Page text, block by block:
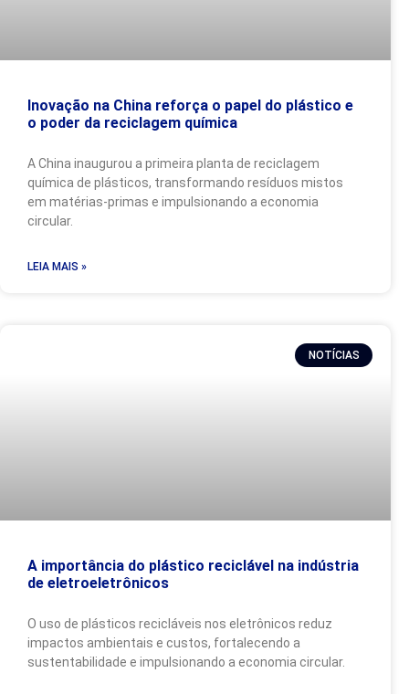
Inovação na China reforça o papel do plástico e
o poder da reciclagem química
A China inaugurou a primeira planta de reciclagem
química de plásticos, transformando resíduos mistos
em matérias-primas e impulsionando a economia
circular.
LEIA MAIS »
NOTÍCIAS
A importância do plástico reciclável na indústria
de eletroeletrônicos
O uso de plásticos recicláveis nos eletrônicos reduz
impactos ambientais e custos, fortalecendo a
sustentabilidade e impulsionando a economia circular.